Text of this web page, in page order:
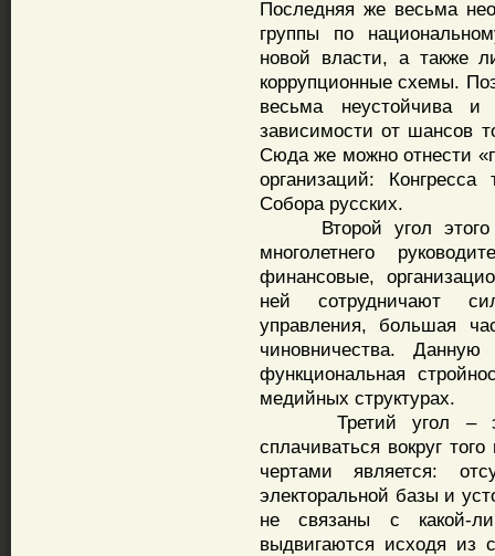
Последняя же весьма
группы по
новой власти, а также
коррупционные схемы.
весьма неустойчива
зависимости от шансов
Сюда же можно отнести
организаций:
Собора русских.
Второй угол этого
многолетнего
финансовые,
ней сотрудничают
управления, большая
чиновничества. Данную
функциональная
медийных структурах.
Третий угол – это
сплачиваться вокруг
чертами является:
электоральной базы и
не связаны с какой-
выдвигаются исходя из